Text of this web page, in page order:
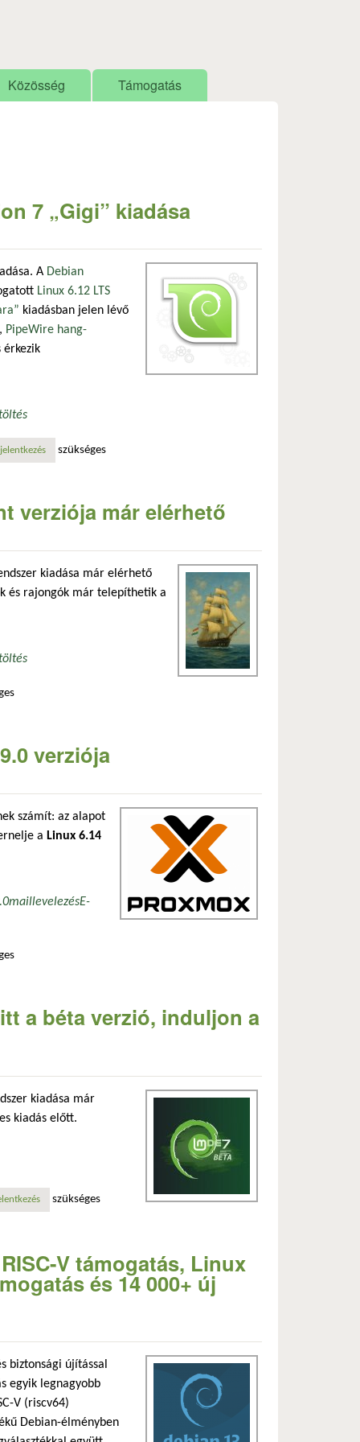
Közösség Támogatás
7 „Gigi” kiadása
A Debian
Linux 6.12 LTS
kiadásban jelen lévő
PipeWire hang-
érkezik
szükséges
verziója már elérhető
kiadása már elérhető
és rajongók már telepíthetik a
verziója
számít: az alapot
a Linux 6.14
maillevelezésE-
a béta verzió, induljon a
kiadása már
kiadás előtt.
tartalommal kapcsolatosan
szükséges
V támogatás, Linux
és 14 000+ új
biztonsági újítással
egyik legnagyobb
V (riscv64)
Debian-élményben